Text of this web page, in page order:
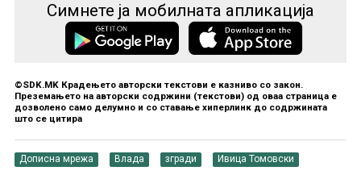
Симнете ја мобилната апликација
©SDK.MK Крадењето авторски текстови е казниво со закон.
Преземањето на авторски содржини (текстови) од оваа страница е
дозволено само делумно и со ставање хиперлинк до содржината
што се цитира
Дописна мрежа Влада згради Ивица Томовски